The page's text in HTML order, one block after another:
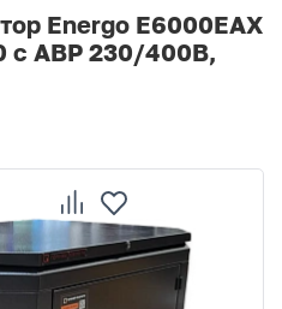
Energo E6000EAX
с АВР 230/400В,